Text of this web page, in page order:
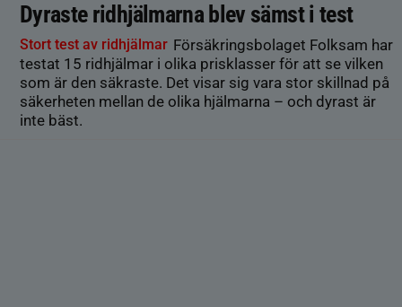
Dyraste ridhjälmarna blev sämst i test
Stort test av ridhjälmar Försäkringsbolaget Folksam har
testat 15 ridhjälmar i olika prisklasser för att se vilken
som är den säkraste. Det visar sig vara stor skillnad på
säkerheten mellan de olika hjälmarna – och dyrast är
inte bäst.